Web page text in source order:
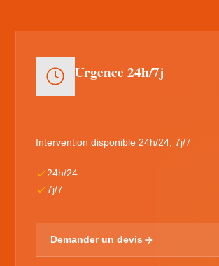
Urgence 24h/7j
Intervention disponible 24h/24, 7j/7
24h/24
7j/7
Demander un devis